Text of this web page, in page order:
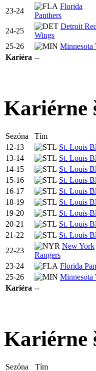
23-24
Florida
Panthers
24-25
Detroit
Wings
25-26
Minnesota
Kariéra --
Kariérne
Sezóna Tím
12-13
St. Louis
13-14
St. Louis
14-15
St. Louis
15-16
St. Louis
16-17
St. Louis
18-19
St. Louis
19-20
St. Louis
20-21
St. Louis
21-22
St. Louis
22-23
New York
Rangers
23-24
Florida
25-26
Minnesota
Kariéra --
Kariérne
Sezóna Tím